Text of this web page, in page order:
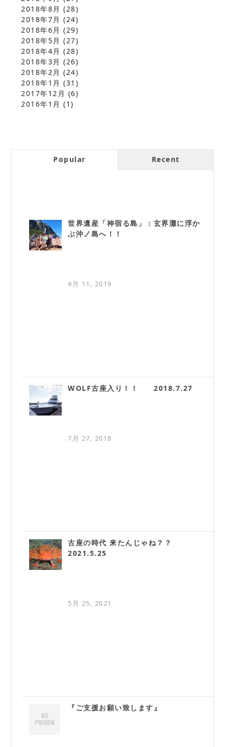
2018年8月 (28)
2018年7月 (24)
2018年6月 (29)
2018年5月 (27)
2018年4月 (28)
2018年3月 (26)
2018年2月 (24)
2018年1月 (31)
2017年12月 (6)
2016年1月 (1)
Popular Recent
世界遺産「神宿る島」：玄界灘に浮か
ぶ沖ノ島へ！！
9月 11, 2019
WOLF古座入り！！ 2018.7.27
7月 27, 2018
古座の時代 来たんじゃね？？
2021.5.25
5月 25, 2021
『ご支援お願い致します』